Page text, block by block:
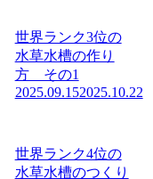
世界ランク3位の
水草水槽の作り
方 その1
2025.09.152025.10.22
世界ランク4位の
水草水槽のつくり